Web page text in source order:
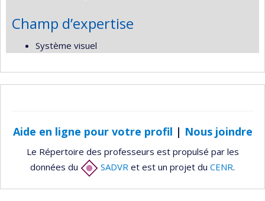
Champ d’expertise
Système visuel
Aide en ligne pour votre profil | Nous joindre
Le Répertoire des professeurs est propulsé par les
données du
SADVR et est un projet du CENR.